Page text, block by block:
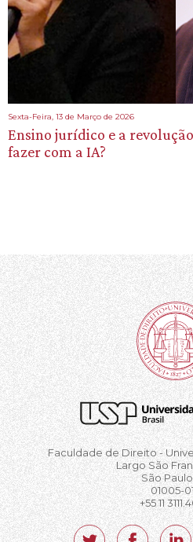
Sexta-Feira, 13 de Março de 2026
Ensino jurídico e a
fazer com a IA?
Faculdade de Direito -
Largo São
São
01005-
+55 11